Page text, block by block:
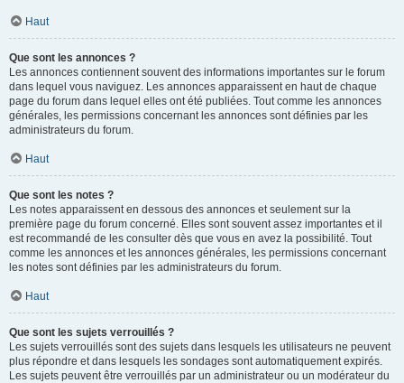
Haut
Que sont les annonces ?
Les annonces contiennent souvent des informations importantes sur le forum
dans lequel vous naviguez. Les annonces apparaissent en haut de chaque
page du forum dans lequel elles ont été publiées. Tout comme les annonces
générales, les permissions concernant les annonces sont définies par les
administrateurs du forum.
Haut
Que sont les notes ?
Les notes apparaissent en dessous des annonces et seulement sur la
première page du forum concerné. Elles sont souvent assez importantes et il
est recommandé de les consulter dès que vous en avez la possibilité. Tout
comme les annonces et les annonces générales, les permissions concernant
les notes sont définies par les administrateurs du forum.
Haut
Que sont les sujets verrouillés ?
Les sujets verrouillés sont des sujets dans lesquels les utilisateurs ne peuvent
plus répondre et dans lesquels les sondages sont automatiquement expirés.
Les sujets peuvent être verrouillés par un administrateur ou un modérateur du